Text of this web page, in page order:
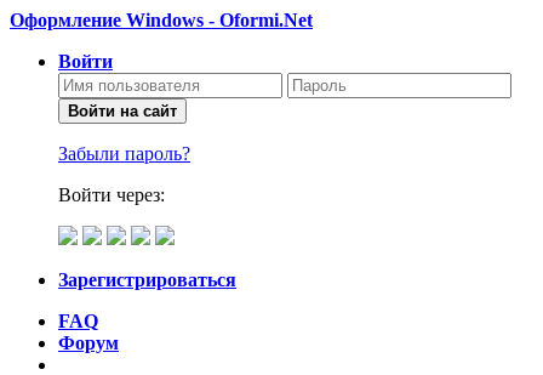
Оформление Windows - Oformi.Net
Войти
Войти на сайт
Забыли пароль?
Войти через:
Зарегистрироваться
FAQ
Форум